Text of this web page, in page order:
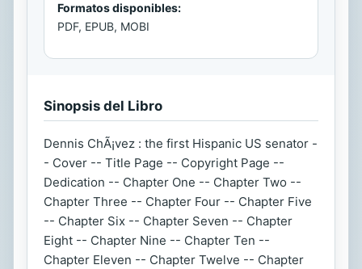
Formatos disponibles:
PDF, EPUB, MOBI
Sinopsis del Libro
Dennis ChÃ¡vez : the first Hispanic US senator -
- Cover -- Title Page -- Copyright Page --
Dedication -- Chapter One -- Chapter Two --
Chapter Three -- Chapter Four -- Chapter Five
-- Chapter Six -- Chapter Seven -- Chapter
Eight -- Chapter Nine -- Chapter Ten --
Chapter Eleven -- Chapter Twelve -- Chapter